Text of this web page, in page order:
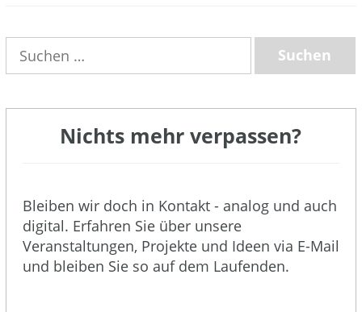
nach:
Nichts mehr verpassen?
Bleiben wir doch in Kontakt - analog und auch
digital. Erfahren Sie über unsere
Veranstaltungen, Projekte und Ideen via E-Mail
und bleiben Sie so auf dem Laufenden.